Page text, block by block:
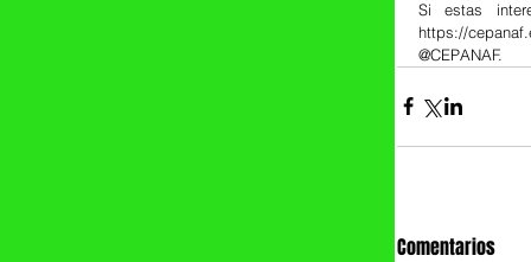
Si estas
https://
@CEPANAF.
Comentarios